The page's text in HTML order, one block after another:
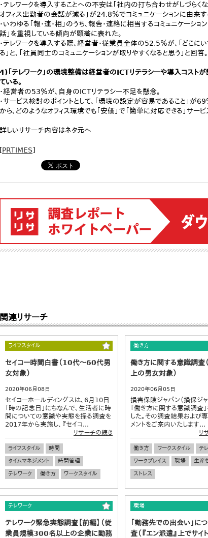
・テレワークを導入することへの不安は「社内の打ち合わせがしづら
オフィス出勤者の会話が減る」が24.8％でコミュニケーションに由来
・いわゆる「報・連・相」のうち、報告・連絡に相当するコミュニケーシ
話」を重視している傾向が顕著に表れた。
・テレワークを導入する際、経営者・従業員全体の52.5％が、「どこに
る」と、「社員同士のコミュニケーションが取りやすくなると思う」と回答。
4)「テレワーク」の環境整備は経営者のICTリテラシーや導入コスト
ている。
・経営者の53％が、自身のICTリテラシー不足を懸念。
・サービス検討のポイントとして、「環境の設定が容易であること」が
から、どのようなオフィス環境でも「安価」で「簡単に対応できる」サー
詳しいリサーチ内容はネタ元へ
[PRTIMES]
関連リサーチ
ライフスタイル
セイコー時間白書（10代～60代男
女対象）
2020年06月08日
セイコーホールディングスは、6月10日
「時の記念日」にちなんで、生活者に時
間についての意識や実態を探る調査を
2017年から実施し、『セイコ...
リサーチの続き
ライフスタイル
時間
タイムマネジメント
時間管理
テレワーク
働き方 ワークスタイル
働き方
働き方に関する意識調査
上の男女対象）
2020年06月05日
損害保険ジャパン（損保ジャ
「働き方に関する意識調査
した。その調査結果および
メントをご案内いたします...
リ
働き方 ワークスタイル
テ
ワークプレイス
職場
生産
ストレス
テレワーク
テレワーク緊急実態調査【前編】（従
業員規模300名以上の企業に勤務
職場
「勤務先での出会い」に
査（『エン派遣』上でサイ